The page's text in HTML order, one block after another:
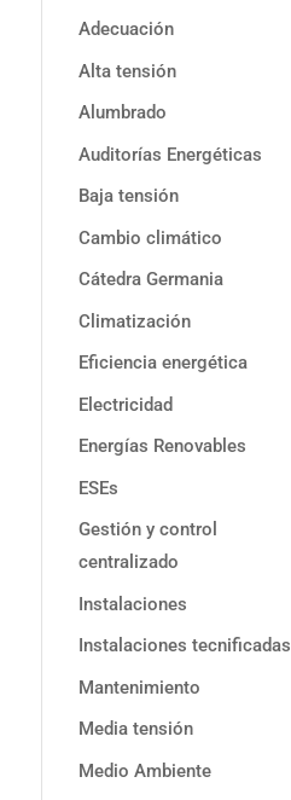
Adecuación
Alta tensión
Alumbrado
Auditorías Energéticas
Baja tensión
Cambio climático
Cátedra Germania
Climatización
Eficiencia energética
Electricidad
Energías Renovables
ESEs
Gestión y control
centralizado
Instalaciones
Instalaciones tecnificadas
Mantenimiento
Media tensión
Medio Ambiente